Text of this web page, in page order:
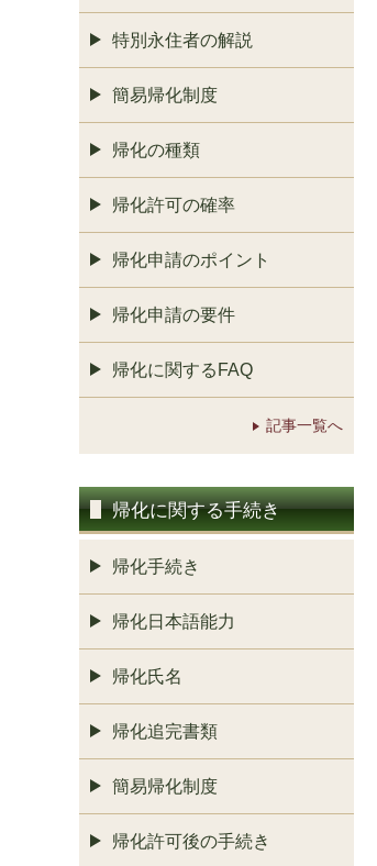
特別永住者の解説
簡易帰化制度
帰化の種類
帰化許可の確率
帰化申請のポイント
帰化申請の要件
帰化に関するFAQ
記事一覧へ
帰化に関する手続き
帰化手続き
帰化日本語能力
帰化氏名
帰化追完書類
簡易帰化制度
帰化許可後の手続き